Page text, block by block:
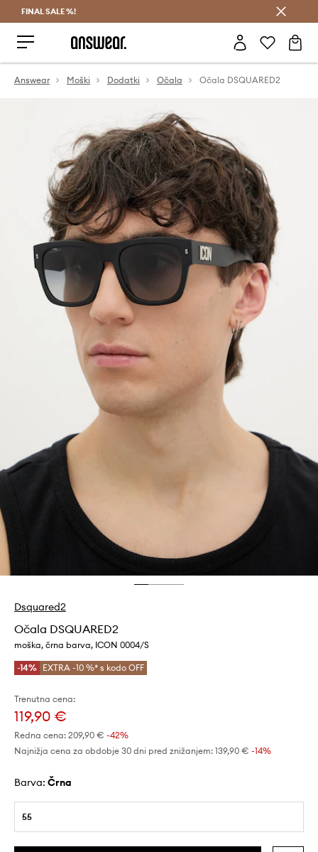
FINAL SALE %!
Answear Moški Dodatki Očala Očala DSQUARED2
Dsquared2
Očala DSQUARED2
moška, črna barva, ICON 0004/S
-14% EXTRA -10 %* s kodo OFF
Trenutna cena:
119,90 €
Redna cena: 209,90 € -42%
Najnižja cena za obdobje 30 dni pred znižanjem: 139,90 € -14%
Barva: črna
55